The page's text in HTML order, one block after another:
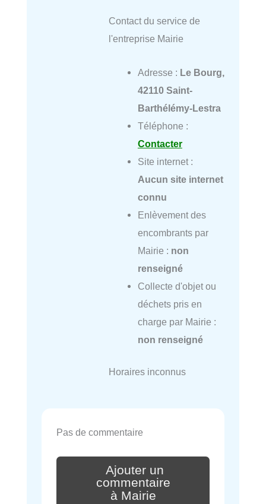
Contact du service de
l'entreprise Mairie
Adresse : Le Bourg,
42110 Saint-
Barthélémy-Lestra
Téléphone :
Contacter
Site internet :
Aucun site internet
connu
Enlèvement des
encombrants par
Mairie : non
renseigné
Collecte d'objet ou
déchets pris en
charge par Mairie :
non renseigné
Horaires inconnus
Pas de commentaire
Ajouter un
commentaire
à Mairie